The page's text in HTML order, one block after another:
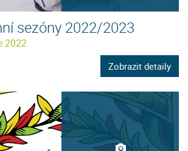
sezóny 2022/2023
2022
Zobrazit detaily